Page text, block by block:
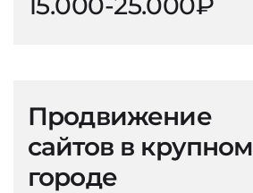
Продвижение
сайтов в крупном
городе